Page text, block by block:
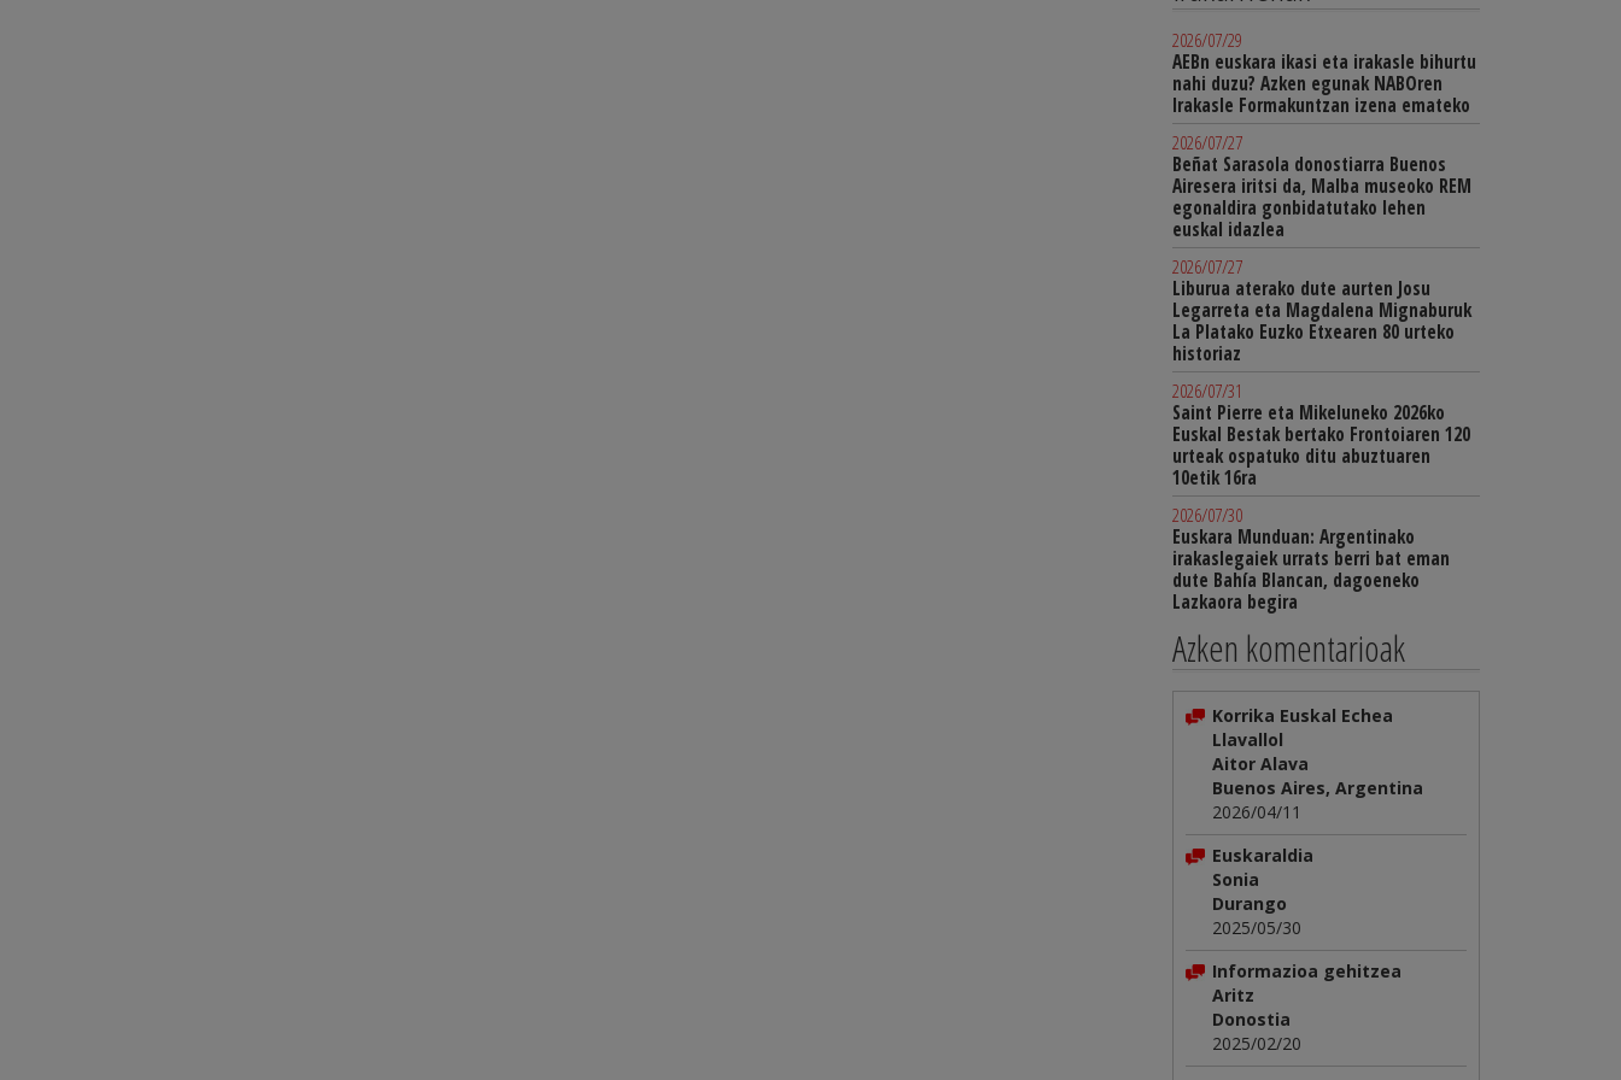
2026/07/29
AEBn euskara ikasi eta irakasle bihurtu
nahi duzu? Azken egunak NABOren
Irakasle Formakuntzan izena emateko
2026/07/27
Beñat Sarasola donostiarra Buenos
Airesera iritsi da, Malba museoko REM
egonaldira gonbidatutako lehen
euskal idazlea
2026/07/27
Liburua aterako dute aurten Josu
Legarreta eta Magdalena Mignaburuk
La Platako Euzko Etxearen 80 urteko
historiaz
2026/07/31
Saint Pierre eta Mikeluneko 2026ko
Euskal Bestak bertako Frontoiaren 120
urteak ospatuko ditu abuztuaren
10etik 16ra
2026/07/30
Euskara Munduan: Argentinako
irakaslegaiek urrats berri bat eman
dute Bahía Blancan, dagoeneko
Lazkaora begira
Azken komentarioak
Korrika Euskal Echea
Llavallol
Aitor Alava
Buenos Aires, Argentina
2026/04/11
Euskaraldia
Sonia
Durango
2025/05/30
Informazioa gehitzea
Aritz
Donostia
2025/02/20